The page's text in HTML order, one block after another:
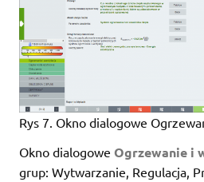
Rys 7. Okno dialogowe
Okno dialogowe Ogrzewanie i
grup: Wytwarzanie, Regulacja,